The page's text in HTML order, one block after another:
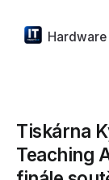
Hardware
Tiskárna
Teaching